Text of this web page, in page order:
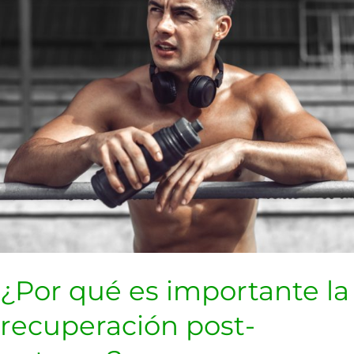
¿Por qué es importante la
recuperación post-
entreno?